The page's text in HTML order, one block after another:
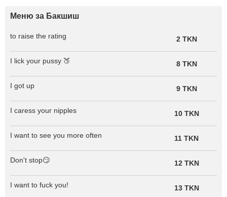
Меню за Бакшиш
to raise the rating 2 TKN
I lick your pussy 🍑 8 TKN
I got up 9 TKN
I caress your nipples 10 TKN
I want to see you more often 11 TKN
Don't stop😏 12 TKN
I want to fuck you! 13 TKN